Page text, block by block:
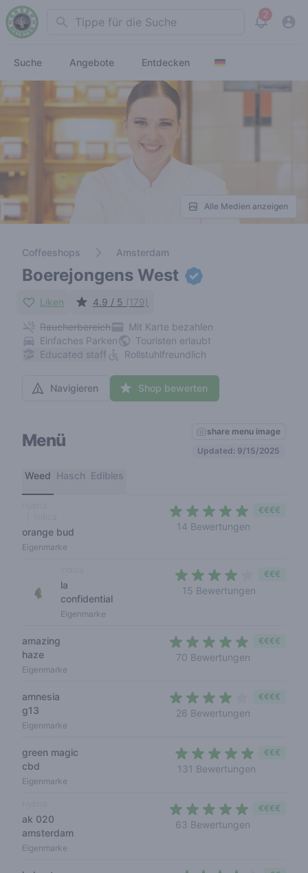
Search 2
View
Suche Angebote Entdecken
Alle Medien anzeigen
Coffeeshops Amsterdam
Boerejongens West
Liken 4.9 / 5 (179)
Raucherbereich
Mit Karte bezahlen
Einfaches Parken
Touristen erlaubt
Educated staff
Rollstuhlfreundlich
Navigieren Shop bewerten
Menü
share menu image
Updated: 9/15/2025
Weed Hasch Edibles
orange bud
Eigenmarke
14 Bewertungen
€€€€
la
confidential
Eigenmarke
15 Bewertungen
€€€
amazing
haze
Eigenmarke
70 Bewertungen
€€€€
amnesia
g13
Eigenmarke
26 Bewertungen
€€€€
green magic
cbd
Eigenmarke
131 Bewertungen
€€€
ak 020
amsterdam
Eigenmarke
63 Bewertungen
€€€€